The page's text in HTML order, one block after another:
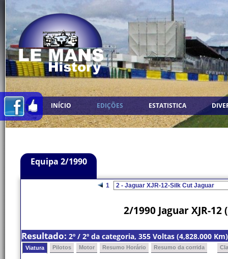
INÍCIO EDIÇÕES ESTATISTICA
Equipa 2/1990
1
2/1990 Jaguar XJR-
Resultado: 2º / 2º da categoria, 355 Voltas (4,828.000
Viatura Pilotos Motor Resumo Horário Resumo da corrida